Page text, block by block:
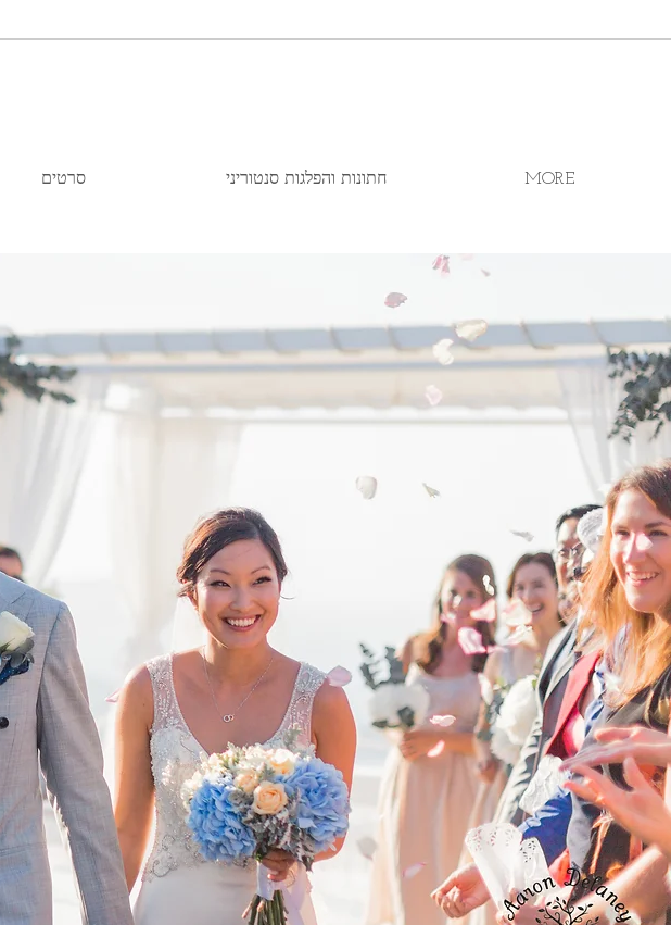
סרטים חתונות והפלגות סנטוריני MORE